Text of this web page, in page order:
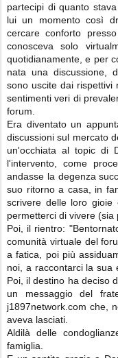
partecipi di quanto
lui un momento così
cercare conforto
conosceva solo
quotidianamente, e per
nata una discussione,
sono uscite dai rispettivi
sentimenti veri di
forum.
Era diventato un
discussioni sul mercato
un'occhiata al topic di
l'intervento, come
andasse la degenza
suo ritorno a casa, in
scrivere delle loro
permetterci di vivere (sia
Poi, il rientro:
comunità virtuale del
a fatica, poi più
noi, a raccontarci la sua
Poi, il destino ha deciso
un messaggio del
j1897network.com che,
aveva lasciati.
Aldilà delle
famiglia.